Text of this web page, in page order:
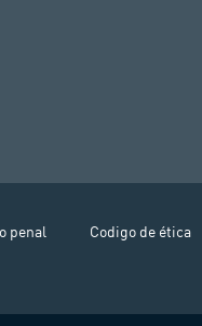
penal Codigo de ética